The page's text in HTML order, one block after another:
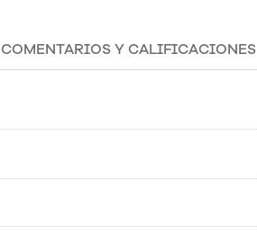
COMENTARIOS Y CALIFICACIONES